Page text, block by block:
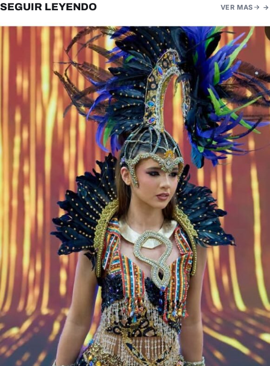
SEGUIR LEYENDO VER MAS